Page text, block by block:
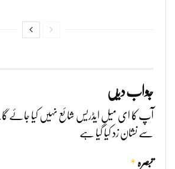
جواب دیں
آپ کا ای میل ایڈریس شائع نہیں کیا جائے گا۔
سے نشان زد کیا گیا ہے
تبصرہ *